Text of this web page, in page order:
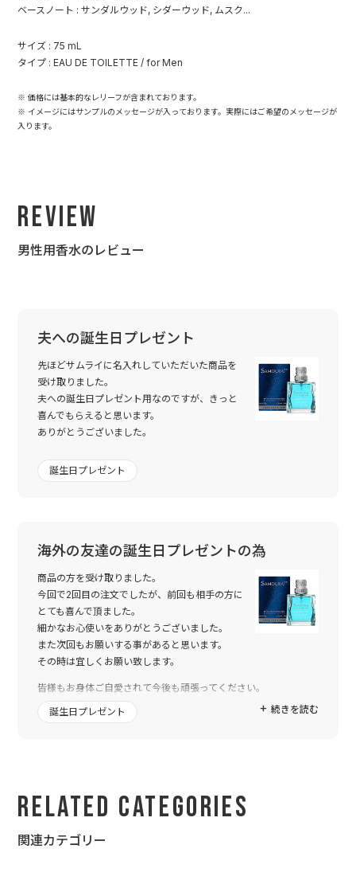
ベースノート : サンダルウッド, シダーウッド, ムスク...
サイズ : 75 mL
タイプ : EAU DE TOILETTE / for Men
※ 価格には基本的なレリーフが含まれております。
※ イメージにはサンプルのメッセージが入っております。実際にはご希望のメッセージが
入ります。
Review
男性用香水のレビュー
夫への誕生日プレゼント
先ほどサムライに名入れしていただいた商品を
受け取りました。
夫への誕生日プレゼント用なのですが、きっと
喜んでもらえると思います。
ありがとうございました。
誕生日プレゼント
海外の友達の誕生日プレゼントの為
商品の方を受け取りました。
今回で2回目の注文でしたが、前回も相手の方に
とても喜んで頂ました。
細かなお心使いをありがとうございました。
また次回もお願いする事があると思います。
その時は宜しくお願い致します。
皆様もお身体ご自愛されて今後も頑張ってください。
ありがとうございました(^-^)/**
続きを読む
誕生日プレゼント
Related Categories
関連カテゴリー